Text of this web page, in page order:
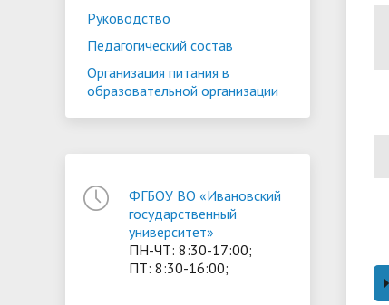
Руководство
Педагогический состав
Организация питания в
образовательной организации
ФГБОУ ВО «Ивановский
государственный
университет»
ПН-ЧТ: 8:30-17:00;
ПТ: 8:30-16:00;